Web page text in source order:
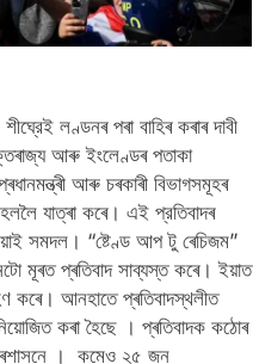
লণ্ডনৰ পৰা বাহিৰ কৰাৰ দাবী
আৰু ইংলেণ্ডৰ পতাকা
আৰু চৰকাৰী বিভাগসমূহৰ
যাত্ৰা কৰে। এই প্রতিবাদৰ
সমদল। “ষ্টেণ্ড আপ টু ৰেচিজম”
মূৰত প্ৰতিবাদ সাব্যস্ত কৰে। ইয়াত
কৰে। আনহাতে প্ৰতিবাদস্থলীত
কৰা হৈছে । প্ৰতিবাদক কঠোৰ
। কমেও ২৫ জন